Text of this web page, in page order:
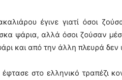
έγινε γιατί όσοι
ψάρια, αλλά όσοι ζούσαν
και από την άλλη πλευρά δεν
έφτασε στο ελληνικό τραπέζι